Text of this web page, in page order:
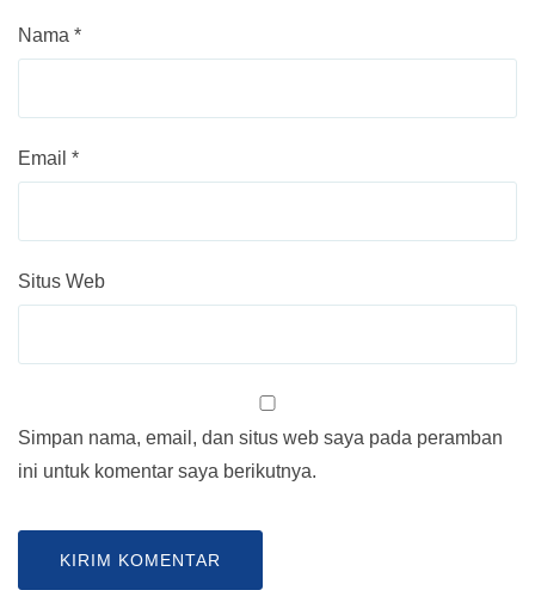
Nama *
Email *
Situs Web
Simpan nama, email, dan situs web saya pada peramban
ini untuk komentar saya berikutnya.